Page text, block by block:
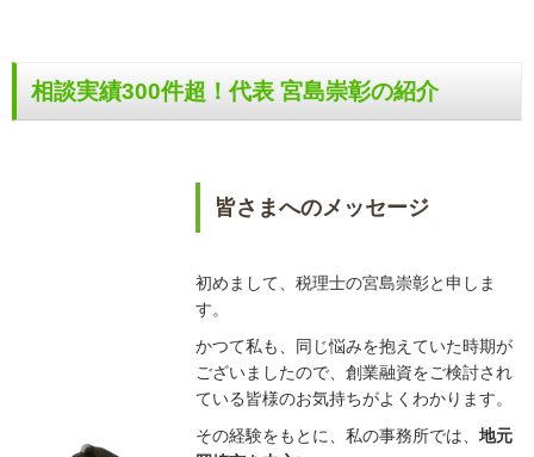
相談実績300件超！代表 宮島崇彰の紹介
皆さまへのメッセージ
初めまして、税理士の宮島崇彰と申しま
す。
かつて私も、同じ悩みを抱えていた時期が
ございましたので、創業融資をご検討され
ている皆様のお気持ちがよくわかります。
その経験をもとに、私の事務所では、 地元